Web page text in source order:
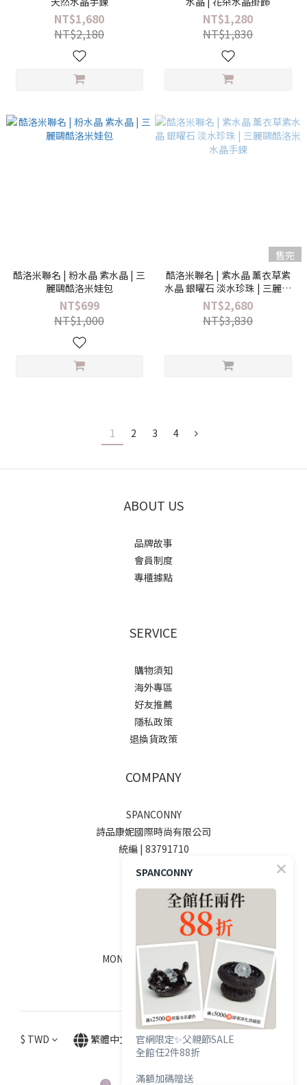
NT$1,680
NT$2,180
NT$1,280
NT$1,830
酷洛米聯名 | 粉水晶 紫水晶 | 三
麗鷗酷洛米娃包
NT$699
NT$1,000
售完
酷洛米聯名 | 紫水晶 薰衣草紫
水晶 銀曜石 淡水珍珠 | 三麗鷗
酷洛米水晶手鍊
NT$2,680
NT$3,830
1 2 3 4
ABOUT US
品牌故事
會員制度
專櫃據點
SERVICE
購物須知
海外專區
好友推薦
隱私政策
退換貨政策
COMPANY
SPANCONNY
詩品康妮國際時尚有限公司
統編 | 83791710
SOCIALS
線上客服
MON - FRI / 9:00 - 18:00
$ TWD 繁體中文
SPANCONNY
官網限定✨父親節SALE
全館任2件88折
滿額加碼贈送